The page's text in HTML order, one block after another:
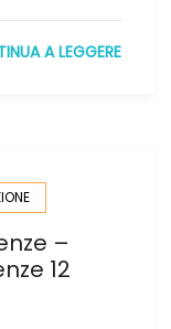
A LEGGERE
–
12